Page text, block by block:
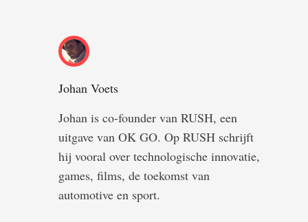
Johan Voets
Johan is co-founder van RUSH, een
uitgave van OK GO. Op RUSH schrijft
hij vooral over technologische innovatie,
games, films, de toekomst van
automotive en sport.